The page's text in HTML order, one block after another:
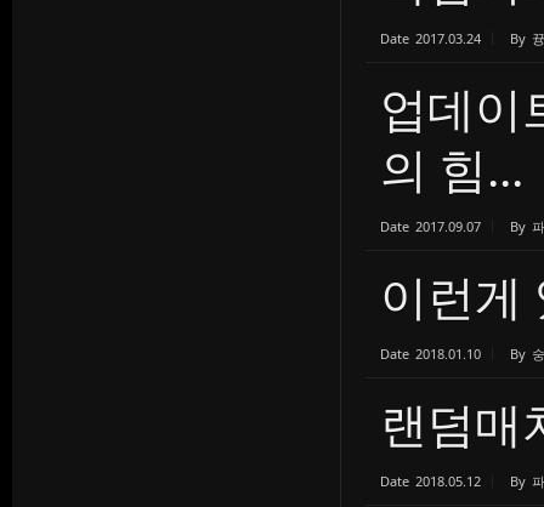
Date 2017.03.24 By
업데
의 힘...
Date 2017.09.07 By
이런게
Date 2018.01.10 By
랜덤매
Date 2018.05.12 By